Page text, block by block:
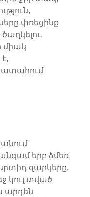
փռեցինք
միակ
պատահում
երբ ձմեռ
զարկերը,
կուլ տված
արդեն